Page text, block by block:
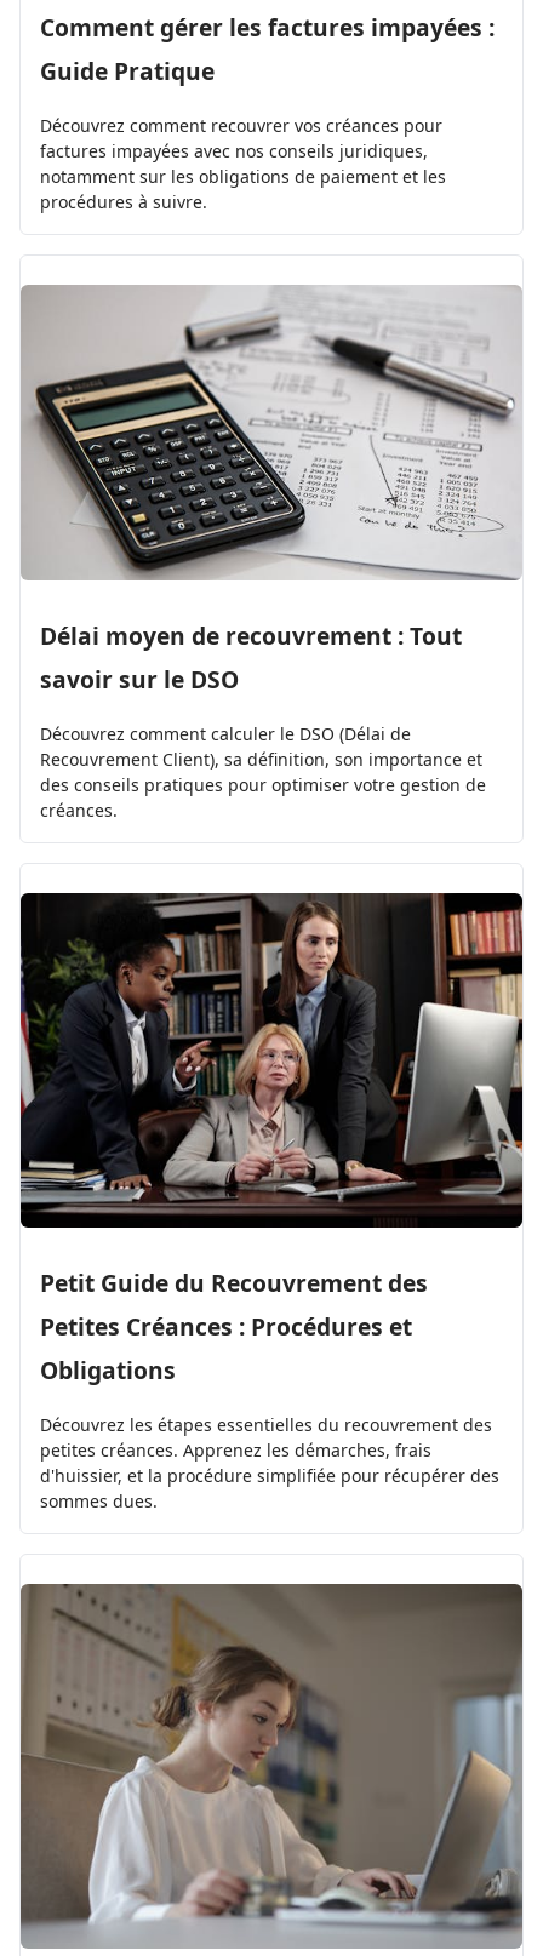
Comment gérer les factures impayées :
Guide Pratique
Découvrez comment recouvrer vos créances pour
factures impayées avec nos conseils juridiques,
notamment sur les obligations de paiement et les
procédures à suivre.
Délai moyen de recouvrement : Tout
savoir sur le DSO
Découvrez comment calculer le DSO (Délai de
Recouvrement Client), sa définition, son importance et
des conseils pratiques pour optimiser votre gestion de
créances.
Petit Guide du Recouvrement des
Petites Créances : Procédures et
Obligations
Découvrez les étapes essentielles du recouvrement des
petites créances. Apprenez les démarches, frais
d'huissier, et la procédure simplifiée pour récupérer des
sommes dues.